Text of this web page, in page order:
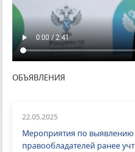
ОБЪЯВЛЕНИЯ
22.05.2025
Мероприятия по выявлению
правообладателей ранее